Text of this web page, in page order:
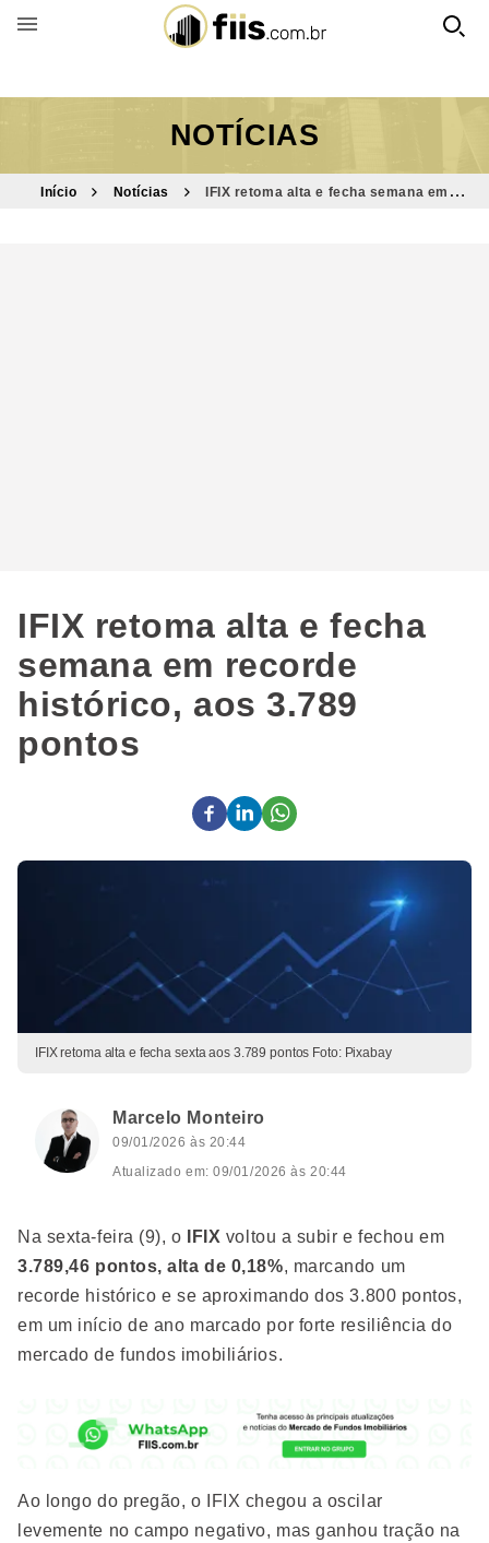
BUSCAR POR FUNDO
NOTÍCIAS
Início Notícias
IFIX retoma alta e fecha semana em
IFIX retoma alta e fecha
semana em recorde
histórico, aos 3.789
pontos
IFIX retoma alta e fecha sexta aos 3.789 pontos Foto: Pixabay
Marcelo Monteiro
09/01/2026 às 20:44
Atualizado em: 09/01/2026 às 20:44
Na sexta-feira (9), o IFIX voltou a subir e fechou em
3.789,46 pontos, alta de 0,18%, marcando um
recorde histórico e se aproximando dos 3.800 pontos,
em um início de ano marcado por forte resiliência do
mercado de fundos imobiliários.
Ao longo do pregão, o IFIX chegou a oscilar
levemente no campo negativo, mas ganhou tração na